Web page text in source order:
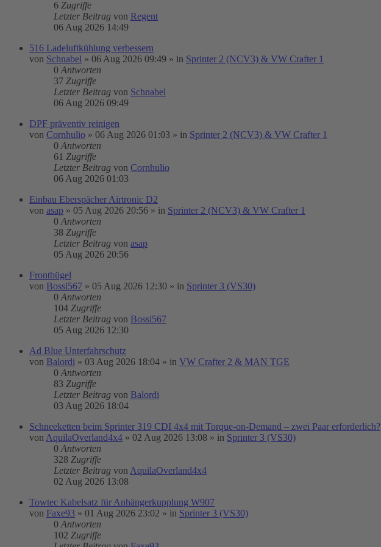
6 Zugriffe
Letzter Beitrag von Regent
06 Aug 2026 14:49
516 Ladeluftkühlung verbessern
von Schnabel » 06 Aug 2026 09:49 » in Sprinter 2 (NCV3) & VW Crafter 1
0 Antworten
37 Zugriffe
Letzter Beitrag von Schnabel
06 Aug 2026 09:49
DPF präventiv reinigen
von Cornhulio » 06 Aug 2026 01:03 » in Sprinter 2 (NCV3) & VW Crafter 1
0 Antworten
61 Zugriffe
Letzter Beitrag von Cornhulio
06 Aug 2026 01:03
Einbau Eberspächer Airtronic D2
von asap » 05 Aug 2026 20:56 » in Sprinter 2 (NCV3) & VW Crafter 1
0 Antworten
38 Zugriffe
Letzter Beitrag von asap
05 Aug 2026 20:56
Frontbügel
von Bossi567 » 05 Aug 2026 12:30 » in Sprinter 3 (VS30)
0 Antworten
104 Zugriffe
Letzter Beitrag von Bossi567
05 Aug 2026 12:30
Ad Blue Unterfahrschutz
von Balordi » 03 Aug 2026 18:04 » in VW Crafter 2 & MAN TGE
0 Antworten
83 Zugriffe
Letzter Beitrag von Balordi
03 Aug 2026 18:04
Schneeketten beim Sprinter 319 CDI 4x4 mit Torque-on-Demand – zwei Paar erforderlich?
von AquilaOverland4x4 » 02 Aug 2026 13:08 » in Sprinter 3 (VS30)
0 Antworten
328 Zugriffe
Letzter Beitrag von AquilaOverland4x4
02 Aug 2026 13:08
Towtec Kabelsatz für Anhängerkupplung W907
von Faxe93 » 01 Aug 2026 23:02 » in Sprinter 3 (VS30)
0 Antworten
102 Zugriffe